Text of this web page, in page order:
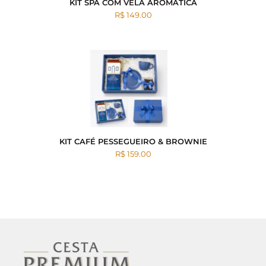
KIT SPA COM VELA AROMÁTICA
R$ 149.00
KIT CAFÉ PESSEGUEIRO & BROWNIE
R$ 159.00